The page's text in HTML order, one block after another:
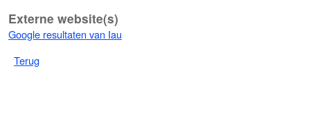
Externe website(s)
Google resultaten van Iau
Terug